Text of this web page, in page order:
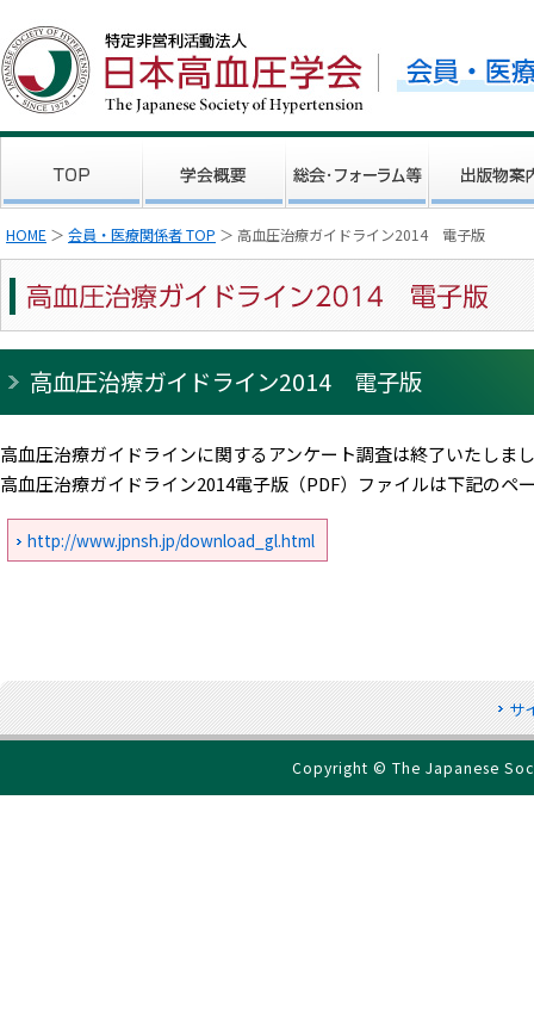
HOME ＞ 会員・医療関係者 TOP ＞ 高血圧治療ガイドライン2014 電子版
高血圧治療ガイドライン2014 電子版
高血圧治療ガイドラインに関するアンケート調査は終了いたしま
高血圧治療ガイドライン2014電子版（PDF）ファイルは下記のペ
http://www.jpnsh.jp/download_gl.html
サ
Copyright © The Japanese